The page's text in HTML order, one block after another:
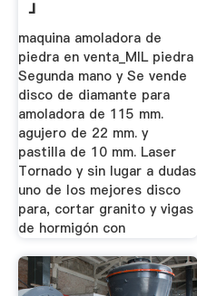
」
maquina amoladora de
piedra en venta_MIL piedra
Segunda mano y Se vende
disco de diamante para
amoladora de 115 mm.
agujero de 22 mm. y
pastilla de 10 mm. Laser
Tornado y sin lugar a dudas
uno de los mejores disco
para, cortar granito y vigas
de hormigón con